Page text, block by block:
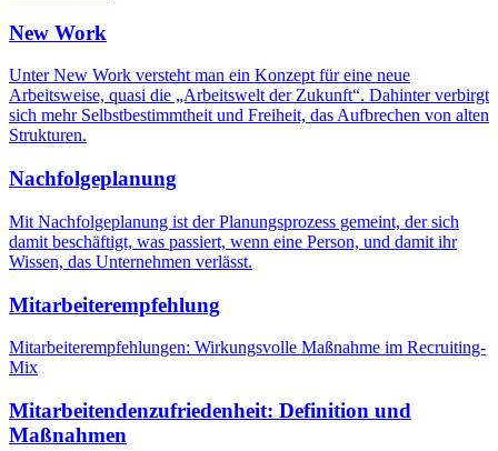
New Work
Unter New Work versteht man ein Konzept für eine neue
Arbeitsweise, quasi die „Arbeitswelt der Zukunft“. Dahinter verbirgt
sich mehr Selbstbestimmtheit und Freiheit, das Aufbrechen von alten
Strukturen.
Nachfolgeplanung
Mit Nachfolgeplanung ist der Planungsprozess gemeint, der sich
damit beschäftigt, was passiert, wenn eine Person, und damit ihr
Wissen, das Unternehmen verlässt.
Mitarbeiterempfehlung
Mitarbeiterempfehlungen: Wirkungsvolle Maßnahme im Recruiting-
Mix
Mitarbeitendenzufriedenheit: Definition und
Maßnahmen